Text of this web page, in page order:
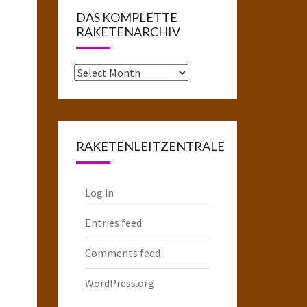
DAS KOMPLETTE
RAKETENARCHIV
Das
RAKETENLEITZENTRALE
Log in
Entries feed
Comments feed
WordPress.org